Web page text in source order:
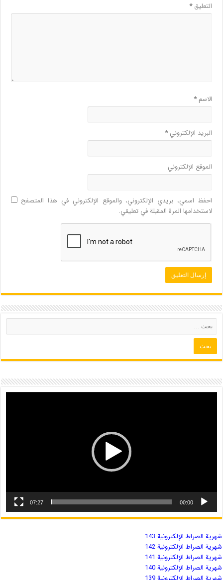
التعليق*
الاسم*
البريد الإلكتروني*
الموقع الإلكتروني
احفظ اسمي، بريدي الإلكتروني، والموقع الإلكتروني في هذا المتصفح
لاستخدامها المرة المقبلة في تعليقي.
00:00
07:27
شهریة الصراط الإلكترونية 143
شهریة الصراط الإلكترونية 142
شهریة الصراط الإلكترونية 141
شهریة الصراط الإلكترونية 140